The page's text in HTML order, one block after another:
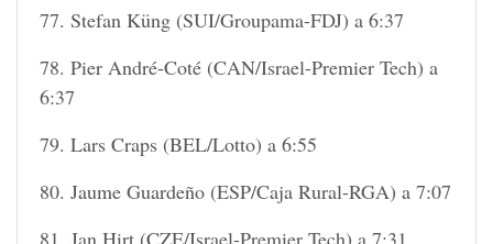
77. Stefan Küng (SUI/Groupama-FDJ) a 6:37
78. Pier André-Coté (CAN/Israel-Premier Tech) a
6:37
79. Lars Craps (BEL/Lotto) a 6:55
80. Jaume Guardeño (ESP/Caja Rural-RGA) a 7:07
81. Jan Hirt (CZE/Israel-Premier Tech) a 7:31